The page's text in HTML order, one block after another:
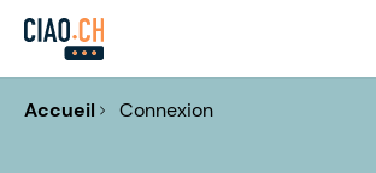
Accueil Connexion